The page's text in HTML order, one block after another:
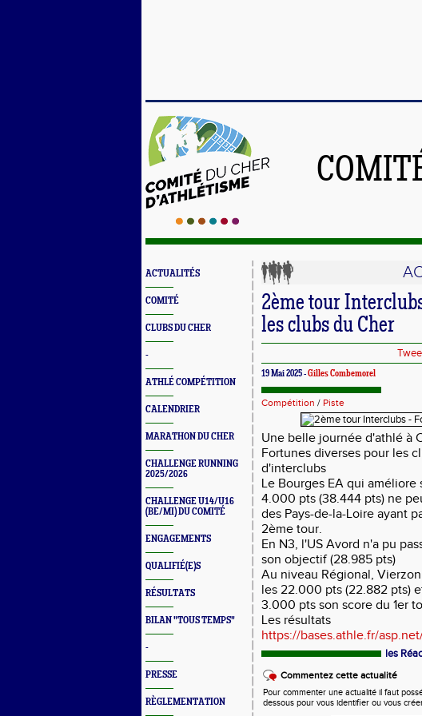
ACTUALITÉS
COMITÉ
CLUBS DU CHER
-
ATHLÉ COMPÉTITION
CALENDRIER
MARATHON DU CHER
CHALLENGE RUNNING
2025/2026
CHALLENGE U14/U16
(BE/MI) DU COMITÉ
ENGAGEMENTS
QUALIFIÉ(E)S
RÉSULTATS
BILAN "TOUS TEMPS"
-
PRESSE
RÈGLEMENTATION
2ème tour
les clubs du Cher
19 Mai 2025 -Gilles Combemorel
Compétition / Piste
Une belle journée d'athlé à
Fortunes diverses pour les
d'interclubs
Le Bourges EA qui améliore
4.000 pts (38.444 pts) ne
des Pays-de-la-Loire ayant
2ème tour.
En N3, l'US Avord n'a pu
son objectif (28.985 pts)
Au niveau Régional,
les 22.000 pts (22.882 pts)
3.000 pts son score du 1er
Les résultats
https://bases.athle.fr/
les
Commentez cette actualité
Pour commenter une actualité il faut
dessous pour vous identifier ou vous